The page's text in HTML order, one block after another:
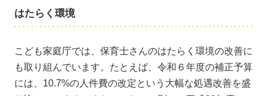
はたらく環境
こども家庭庁では、保育士さんのはたらく環境の改善に
も取り組んでいます。たとえば、令和６年度の補正予算
には、10.7%の人件費の改定という大幅な処遇改善を盛